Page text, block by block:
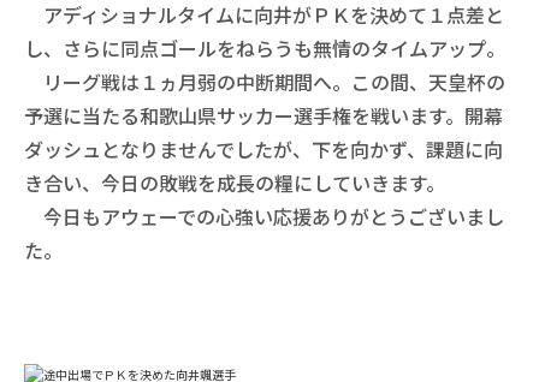
アディショナルタイムに向井がＰＫを決めて１点差と
し、さらに同点ゴールをねらうも無情のタイムアップ。
リーグ戦は１ヵ月弱の中断期間へ。この間、天皇杯の
予選に当たる和歌山県サッカー選手権を戦います。開幕
ダッシュとなりませんでしたが、下を向かず、課題に向
き合い、今日の敗戦を成長の糧にしていきます。
今日もアウェーでの心強い応援ありがとうございまし
た。